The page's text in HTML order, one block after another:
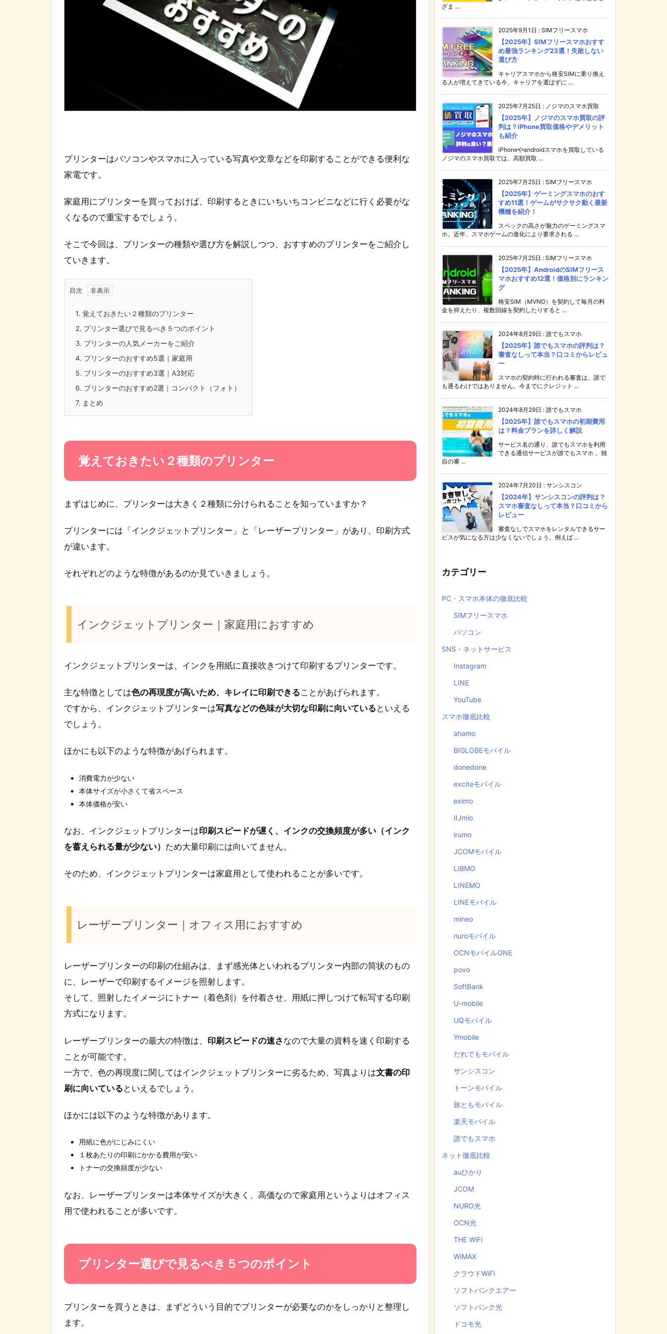
プリンターはパソコンやスマホに入っている写真や文章などを印刷することができる便利な
家電です。
家庭用にプリンターを買っておけば、印刷するときにいちいちコンビニなどに行く必要がな
くなるので重宝するでしょう。
そこで今回は、プリンターの種類や選び方を解説しつつ、おすすめのプリンターをご紹介し
ていきます。
目次
1. 覚えておきたい２種類のプリンター
2. プリンター選びで見るべき５つのポイント
3. プリンターの人気メーカーをご紹介
4. プリンターのおすすめ5選｜家庭用
5. プリンターのおすすめ3選｜A3対応
6. プリンターのおすすめ2選｜コンパクト（フォト）
7. まとめ
覚えておきたい２種類のプリンター
まずはじめに、プリンターは大きく２種類に分けられることを知っていますか？
プリンターには「インクジェットプリンター」と「レーザープリンター」があり、印刷方式
が違います。
それぞれどのような特徴があるのか見ていきましょう。
インクジェットプリンター｜家庭用におすすめ
インクジェットプリンターは、インクを用紙に直接吹きつけて印刷するプリンターです。
主な特徴としては色の再現度が高いため、キレイに印刷できることがあげられます。
ですから、インクジェットプリンターは写真などの色味が大切な印刷に向いている といえる
でしょう。
ほかにも以下のような特徴があげられます。
消費電力が少ない
本体サイズが小さくて省スペース
本体価格が安い
なお、インクジェットプリンターは印刷スピードが遅く、インクの交換頻度が多い（インク
を蓄えられる量が少ない） ため大量印刷には向いてません。
そのため、インクジェットプリンターは家庭用として使われることが多いです。
レーザープリンター｜オフィス用におすすめ
レーザープリンターの印刷の仕組みは、まず感光体といわれるプリンター内部の筒状のもの
に、レーザーで印刷するイメージを照射します。
そして、照射したイメージにトナー（着色剤）を付着させ、用紙に押しつけて転写する印刷
方式になります。
レーザープリンターの最大の特徴は、 印刷スピードの速さなので大量の資料を速く印刷する
ことが可能です。
一方で、色の再現度に関してはインクジェットプリンターに劣るため、写真よりは文書の印
刷に向いている といえるでしょう。
ほかには以下のような特徴があります。
用紙に色がにじみにくい
１枚あたりの印刷にかかる費用が安い
トナーの交換頻度が少ない
なお、レーザープリンターは本体サイズが大きく、高価なので家庭用というよりはオフィス
用で使われることが多いです。
プリンター選びで見るべき５つのポイント
プリンターを買うときは、まずどういう目的でプリンターが必要なのかをしっかりと整理し
ます。
ざま ...
2025年9月1日 : SIMフリースマホ
【2025年】SIMフリースマホおすす
め最強ランキング23選！失敗しない
選び方
キャリアスマホから格安SIMに乗り換え
る人が増えてきている今、キャリアを選ばずに ...
2025年7月25日 : ノジマのスマホ買取
【2025年】ノジマのスマホ買取の評
判は？iPhone買取価格やデメリット
も紹介
iPhoneやandroidスマホを買取している
ノジマのスマホ買取では、高額買取 ...
2025年7月25日 : SIMフリースマホ
【2025年】ゲーミングスマホのおす
すめ11選！ゲームがサクサク動く最新
機種を紹介！
スペックの高さが魅力のゲーミングスマ
ホ。近年、スマホゲームの進化により要求される ...
2025年7月25日 : SIMフリースマホ
【2025年】AndroidのSIMフリース
マホおすすめ12選！価格別にランキン
グ
格安SIM（MVNO）を契約して毎月の料
金を抑えたり、複数回線を契約したりすると ...
2024年8月29日 : 誰でもスマホ
【2025年】誰でもスマホの評判は？
審査なしって本当？口コミからレビュ
ー
スマホの契約時に行われる審査は、誰で
も通るわけではありません。今までにクレジット ...
2024年8月29日 : 誰でもスマホ
【2025年】誰でもスマホの初期費用
は？料金プランを詳しく解説
サービス名の通り、誰でもスマホを利用
できる通信サービスが誰でもスマホ 。独
自の審 ...
2024年7月20日 : サンシスコン
【2024年】サンシスコンの評判は？
スマホ審査なしって本当？口コミから
レビュー
審査なしでスマホをレンタルできるサー
ビスが気になる方は少なくないでしょう。例えば ...
カテゴリー
PC・スマホ本体の徹底比較
SIMフリースマホ
パソコン
SNS・ネットサービス
Instagram
LINE
YouTube
スマホ徹底比較
ahamo
BIGLOBEモバイル
donedone
exciteモバイル
eximo
IIJmio
irumo
JCOMモバイル
LIBMO
LINEMO
LINEモバイル
mineo
nuroモバイル
OCNモバイルONE
povo
SoftBank
U-mobile
UQモバイル
Ymobile
だれでもモバイル
サンシスコン
トーンモバイル
旅ともモバイル
楽天モバイル
誰でもスマホ
ネット徹底比較
auひかり
JCOM
NURO光
OCN光
THE WiFi
WiMAX
クラウドWiFi
ソフトバンクエアー
ソフトバンク光
ドコモ光